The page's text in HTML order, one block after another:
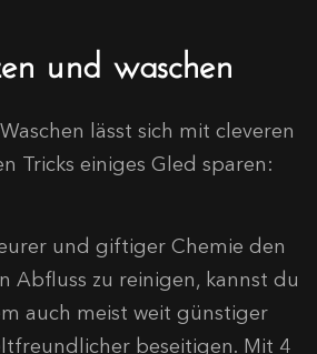
und waschen
lässt sich mit cleveren
Tricks einiges Gled sparen:
und giftiger Chemie den
Abfluss zu reinigen, kannst du
auch meist weit günstiger
beseitigen. Mit 4